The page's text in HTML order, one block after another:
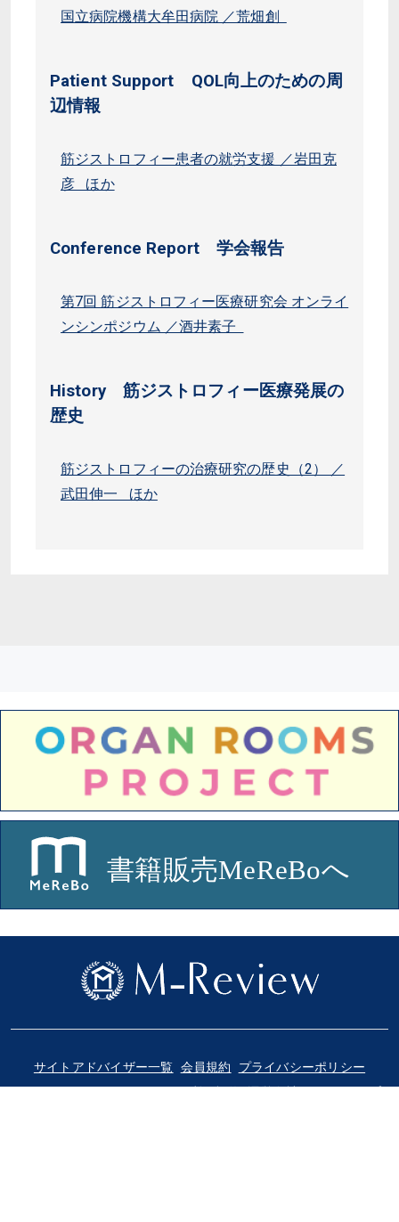
国立病院機構大牟田病院 ／荒畑創
Patient Support QOL向上のための周
辺情報
筋ジストロフィー患者の就労支援 ／岩田克
彦 ほか
Conference Report 学会報告
第7回 筋ジストロフィー医療研究会 オンライ
ンシンポジウム ／酒井素子
History 筋ジストロフィー医療発展の
歴史
筋ジストロフィーの治療研究の歴史（2） ／
武田伸一 ほか
サイトアドバイザー一覧 会員規約
プライバシーポリシー
ソーシャルメディアポリシー 利用規約 運営会社 サイトマップ